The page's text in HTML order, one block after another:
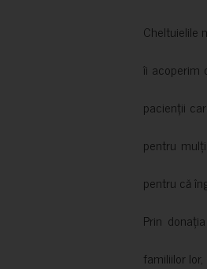
Cheltuielile
îi acoperim
pacienții
pentru
pentru că
Prin
familiilor